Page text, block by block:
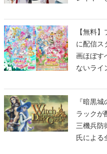
【無料
に配信ス
画ほぼす
ないライ
『暗黒
ラックが
三機兵防
氏による